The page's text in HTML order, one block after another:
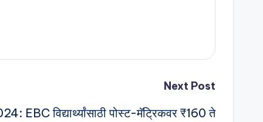
Next Post
EBC विद्यार्थ्यांसाठी पोस्ट-मॅट्रिकवर ₹160 ते